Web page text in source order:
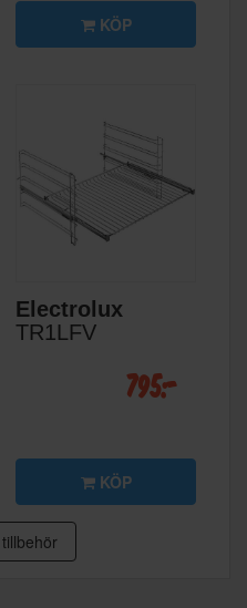
KÖP
Electrolux
TR1LFV
795:-
KÖP